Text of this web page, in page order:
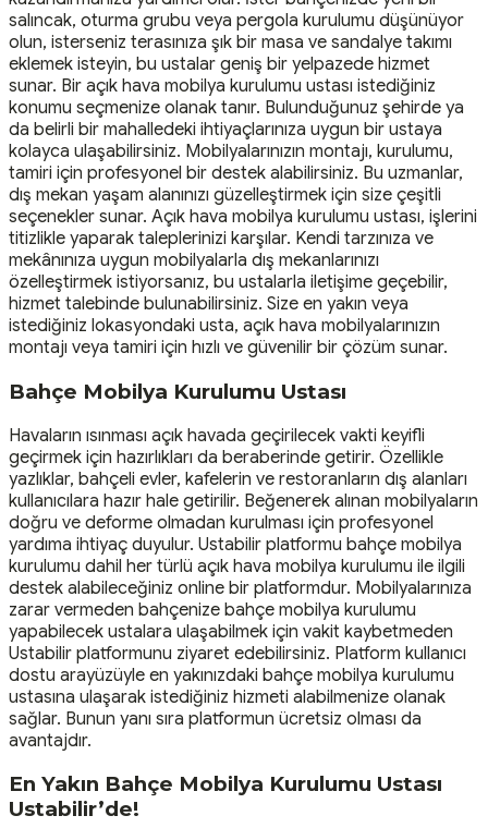
salıncak, oturma grubu veya pergola kurulumu düşünüyor
olun, isterseniz terasınıza şık bir masa ve sandalye takımı
eklemek isteyin, bu ustalar geniş bir yelpazede hizmet
sunar. Bir açık hava mobilya kurulumu ustası istediğiniz
konumu seçmenize olanak tanır. Bulunduğunuz şehirde ya
da belirli bir mahalledeki ihtiyaçlarınıza uygun bir ustaya
kolayca ulaşabilirsiniz. Mobilyalarınızın montajı, kurulumu,
tamiri için profesyonel bir destek alabilirsiniz. Bu uzmanlar,
dış mekan yaşam alanınızı güzelleştirmek için size çeşitli
seçenekler sunar. Açık hava mobilya kurulumu ustası, işlerini
titizlikle yaparak taleplerinizi karşılar. Kendi tarzınıza ve
mekânınıza uygun mobilyalarla dış mekanlarınızı
özelleştirmek istiyorsanız, bu ustalarla iletişime geçebilir,
hizmet talebinde bulunabilirsiniz. Size en yakın veya
istediğiniz lokasyondaki usta, açık hava mobilyalarınızın
montajı veya tamiri için hızlı ve güvenilir bir çözüm sunar.
Bahçe Mobilya Kurulumu Ustası
Havaların ısınması açık havada geçirilecek vakti keyifli
geçirmek için hazırlıkları da beraberinde getirir. Özellikle
yazlıklar, bahçeli evler, kafelerin ve restoranların dış alanları
kullanıcılara hazır hale getirilir. Beğenerek alınan mobilyaların
doğru ve deforme olmadan kurulması için profesyonel
yardıma ihtiyaç duyulur. Ustabilir platformu bahçe mobilya
kurulumu dahil her türlü açık hava mobilya kurulumu ile ilgili
destek alabileceğiniz online bir platformdur. Mobilyalarınıza
zarar vermeden bahçenize bahçe mobilya kurulumu
yapabilecek ustalara ulaşabilmek için vakit kaybetmeden
Ustabilir platformunu ziyaret edebilirsiniz. Platform kullanıcı
dostu arayüzüyle en yakınızdaki bahçe mobilya kurulumu
ustasına ulaşarak istediğiniz hizmeti alabilmenize olanak
sağlar. Bunun yanı sıra platformun ücretsiz olması da
avantajdır.
En Yakın Bahçe Mobilya Kurulumu Ustası
Ustabilir’de!